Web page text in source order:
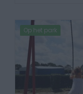
Op het park